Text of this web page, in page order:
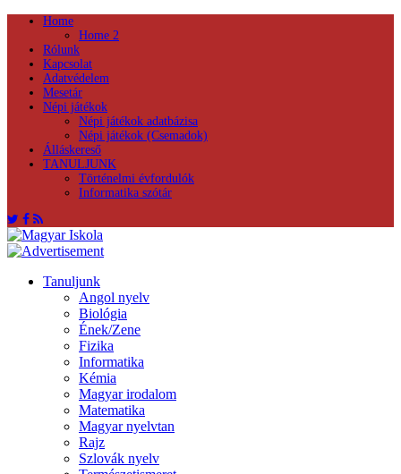
Home
Home 2
Rólunk
Kapcsolat
Adatvédelem
Mesetár
Népi játékok
Népi játékok adatbázisa
Népi játékok (Csemadok)
Álláskereső
TANULJUNK
Történelmi évfordulók
Informatika szótár
Tanuljunk
Angol nyelv
Biológia
Ének/Zene
Fizika
Informatika
Kémia
Magyar irodalom
Matematika
Magyar nyelvtan
Rajz
Szlovák nyelv